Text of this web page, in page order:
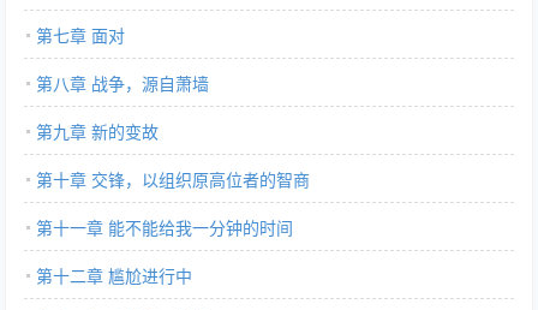
第七章 面对
第八章 战争，源自萧墙
第九章 新的变故
第十章 交锋，以组织原高位者的智商
第十一章 能不能给我一分钟的时间
第十二章 尴尬进行中